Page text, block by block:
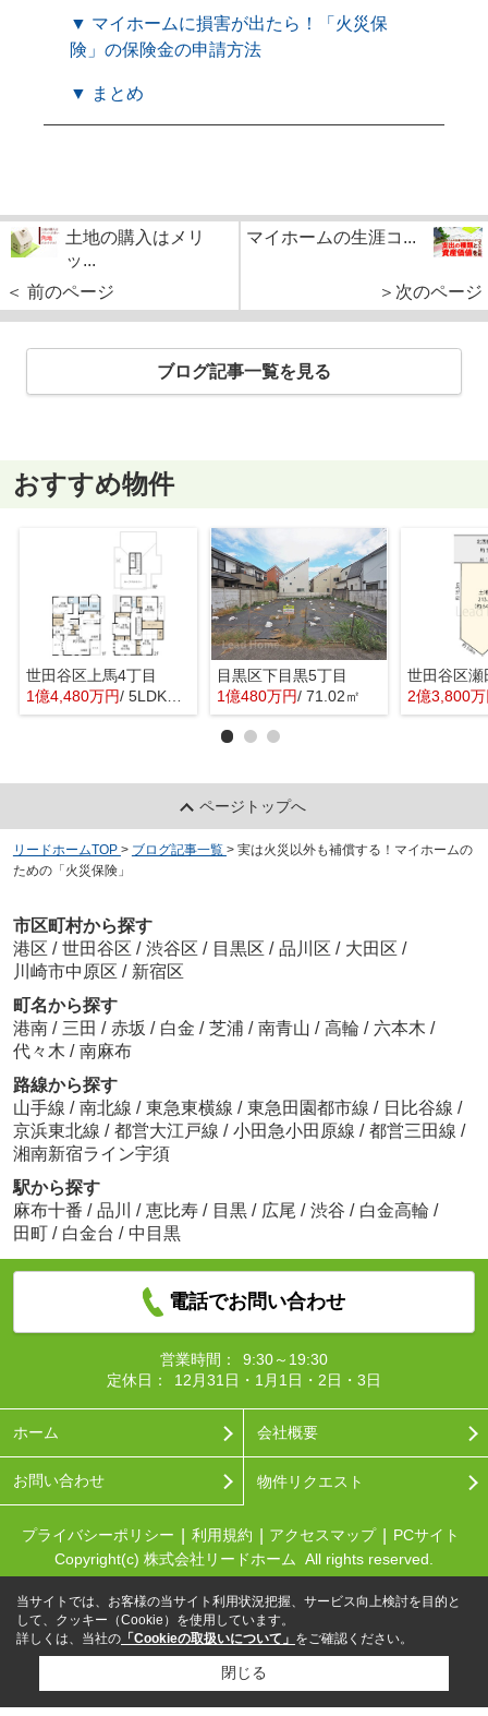
▼ マイホームに損害が出たら！「火災保
険」の保険金の申請方法
▼ まとめ
土地の購入はメリ
ッ...
＜ 前のページ
マイホームの生涯コ...
＞次のページ
ブログ記事一覧を見る
おすすめ物件
世田谷区上馬4丁目
1億4,480万円/ 5LDK＋1S(納戸)
目黒区下目黒5丁目
1億480万円/ 71.02㎡
世田谷区瀬
2億3,800
ページトップへ
リードホームTOP > ブログ記事一覧 > 実は火災以外も補償する！マイホームの
ための「火災保険」
市区町村から探す
港区 / 世田谷区 / 渋谷区 / 目黒区 / 品川区 / 大田区 /
川崎市中原区 / 新宿区
町名から探す
港南 / 三田 / 赤坂 / 白金 / 芝浦 / 南青山 / 高輪 / 六本木 /
代々木 / 南麻布
路線から探す
山手線 / 南北線 / 東急東横線 / 東急田園都市線 / 日比谷線 /
京浜東北線 / 都営大江戸線 / 小田急小田原線 / 都営三田線 /
湘南新宿ライン宇須
駅から探す
麻布十番 / 品川 / 恵比寿 / 目黒 / 広尾 / 渋谷 / 白金高輪 /
田町 / 白金台 / 中目黒
電話でお問い合わせ
営業時間：
9:30～19:30
定休日：
12月31日・1月1日・2日・3日
ホーム 会社概要
お問い合わせ 物件リクエスト
プライバシーポリシー 利用規約 アクセスマップ
PCサイト
Copyright(c) 株式会社リードホーム All rights reserved.
当サイトでは、お客様の当サイト利用状況把握、サービス向上検討を目的と
して、クッキー（Cookie）を使用しています。
詳しくは、当社の 「Cookieの取扱いについて」 をご確認ください。
閉じる